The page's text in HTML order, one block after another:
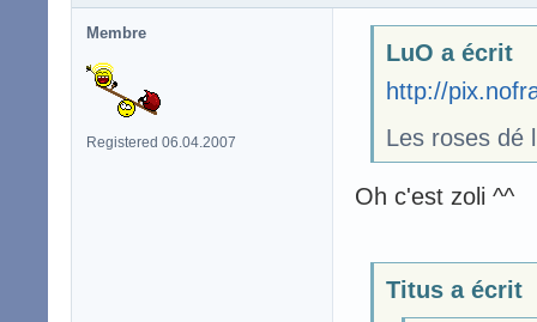
Membre
Registered 06.04.2007
LuO a écrit
http://
Les roses dé
Oh c'est zoli ^^
Titus a écrit